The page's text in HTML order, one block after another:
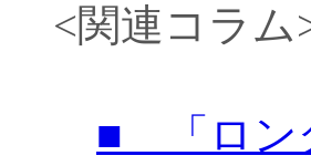
<関連コラム
■ 「ロン